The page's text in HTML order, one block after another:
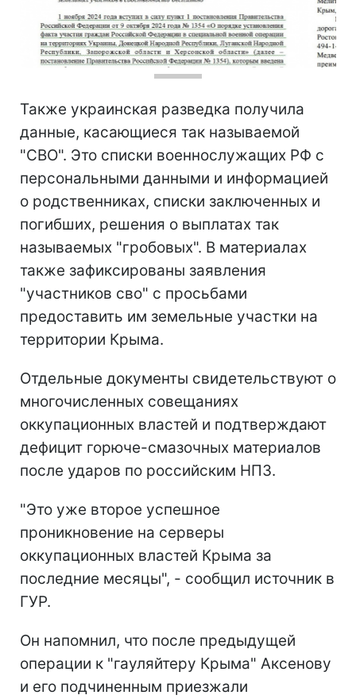
Также украинская разведка получила
данные, касающиеся так называемой
"СВО". Это списки военнослужащих РФ с
персональными данными и информацией
о родственниках, списки заключенных и
погибших, решения о выплатах так
называемых "гробовых". В материалах
также зафиксированы заявления
"участников сво" с просьбами
предоставить им земельные участки на
территории Крыма.
Отдельные документы свидетельствуют о
многочисленных совещаниях
оккупационных властей и подтверждают
дефицит горюче-смазочных материалов
после ударов по российским НПЗ.
"Это уже второе успешное
проникновение на серверы
оккупационных властей Крыма за
последние месяцы", - сообщил источник в
ГУР.
Он напомнил, что после предыдущей
операции к "гауляйтеру Крыма" Аксенову
и его подчиненным приезжали